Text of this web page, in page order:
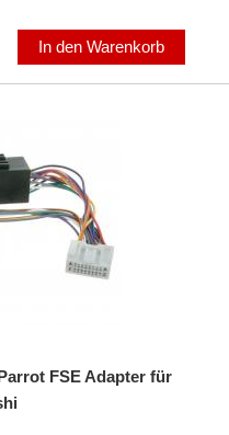
In den Warenkorb
FSE Adapter für